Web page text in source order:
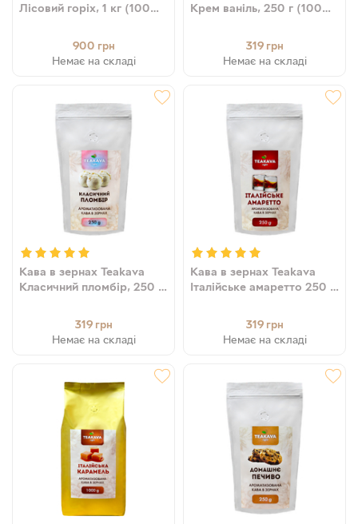
Лісовий горіх, 1 кг (100%
900 грн
Немає на складі
Крем ваніль, 250 г (100%
319 грн
Немає на складі
Кава в зернах Teakava
Класичний пломбір, 250 г
319 грн
Немає на складі
Кава в зернах Teakava
Італійське амаретто 250 г
319 грн
Немає на складі